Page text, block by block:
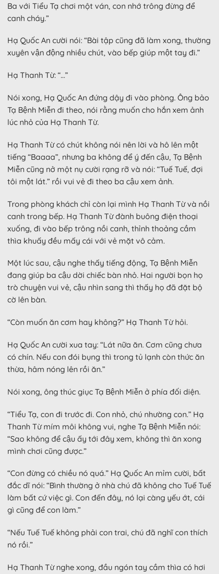
Ba với Tiểu Tạ chơi một ván, con nhớ trông đừng để
canh cháy.”
Hạ Quốc An cười nói: “Bài tập cũng đã làm xong, thường
xuyên vận động nhiều chút, vào bếp giúp một tay đi.”
Hạ Thanh Từ: “…”
Nói xong, Hạ Quốc An đứng dậy đi vào phòng. Ông bảo
Tạ Bệnh Miễn đi theo, nói rằng muốn cho hắn xem ảnh
lúc nhỏ của Hạ Thanh Từ.
Hạ Thanh Từ có chút không nói nên lời và hô lên một
tiếng “Baaaa”, nhưng ba không để ý đến cậu, Tạ Bệnh
Miễn cũng nở một nụ cười rạng rỡ và nói: “Tuế Tuế, đợi
tôi một lát.” rồi vui vẻ đi theo ba cậu xem ảnh.
Trong phòng khách chỉ còn lại mình Hạ Thanh Từ và nồi
canh trong bếp. Hạ Thanh Từ đành buông điện thoại
xuống, đi vào bếp trông nồi canh, thỉnh thoảng cầm
thìa khuấy đều mấy cái với vẻ mặt vô cảm.
Một lúc sau, cậu nghe thấy tiếng động, Tạ Bệnh Miễn
đang giúp ba cậu dời chiếc bàn nhỏ. Hai người bọn họ
trò chuyện vui vẻ, cậu nhìn sang thì thấy họ đã đặt bộ
cờ lên bàn.
“Còn muốn ăn cơm hay không?” Hạ Thanh Từ hỏi.
Hạ Quốc An cười xua tay: “Lát nữa ăn. Cơm cũng chưa
có chín. Nếu con đói bụng thì trong tủ lạnh còn thức ăn
thừa, hâm nóng lên rồi ăn.”
Nói xong, ông thúc giục Tạ Bệnh Miễn ở phía đối diện.
“Tiểu Tạ, con đi trước đi. Con nhỏ, chú nhường con.” Hạ
Thanh Từ mím môi không vui, nghe Tạ Bệnh Miễn nói:
“Sao không để cậu ấy tới đây xem, không thì ăn xong
mình chơi cũng được.”
“Con đừng có chiều nó quá.” Hạ Quốc An mỉm cười, bất
đắc dĩ nói: “Bình thường ở nhà chú đã không cho Tuế Tuế
làm bất cứ việc gì. Con đến đây, nó lại càng yếu ớt, cái
gì cũng để con làm.”
“Nếu Tuế Tuế không phải con trai, chú đã nghĩ con thích
nó rồi.”
Hạ Thanh Từ nghe xong, đầu ngón tay cầm thìa có hơi